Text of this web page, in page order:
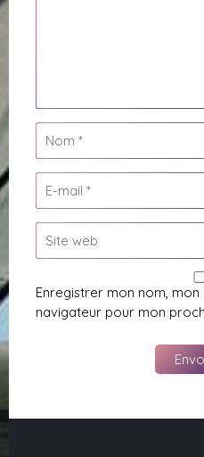
Enregistrer mon nom,
navigateur pour mon